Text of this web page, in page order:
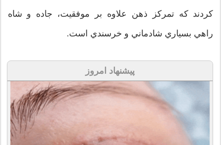
كردند كه تمركز ذهن علاوه بر موفقيت، جاده و شاه
راهي بسياري شادماني و خرسندي است.
پیشنهاد امروز